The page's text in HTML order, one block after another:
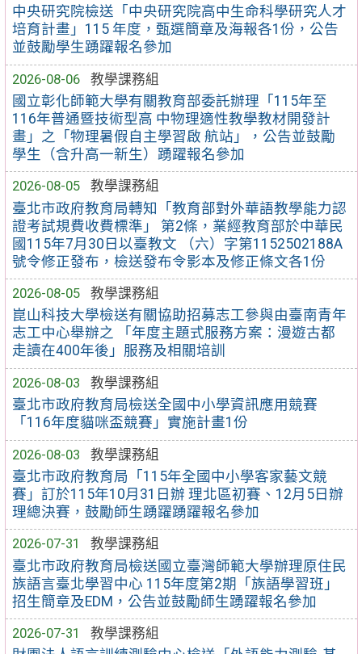
中央研究院檢送「中央研究院高中生命科學研究人才
培育計畫」115 年度，甄選簡章及海報各1份，公告
並鼓勵學生踴躍報名參加
2026-08-06
教學課務組
國立彰化師範大學有關教育部委託辦理「115年至
116年普通暨技術型高 中物理適性教學教材開發計
畫」之「物理暑假自主學習啟 航站」，公告並鼓勵
學生（含升高一新生）踴躍報名參加
2026-08-05
教學課務組
臺北市政府教育局轉知「教育部對外華語教學能力認
證考試規費收費標準」 第2條，業經教育部於中華民
國115年7月30日以臺教文 （六）字第1152502188A
號令修正發布，檢送發布令影本及修正條文各1份
2026-08-05
教學課務組
崑山科技大學檢送有關協助招募志工參與由臺南青年
志工中心舉辦之 「年度主題式服務方案：漫遊古都
走讀在400年後」服務及相關培訓
2026-08-03
教學課務組
臺北市政府教育局檢送全國中小學資訊應用競賽
「116年度貓咪盃競賽」實施計畫1份
2026-08-03
教學課務組
臺北市政府教育局「115年全國中小學客家藝文競
賽」訂於115年10月31日辦 理北區初賽、12月5日辦
理總決賽，鼓勵師生踴躍踴躍報名參加
2026-07-31
教學課務組
臺北市政府教育局檢送國立臺灣師範大學辦理原住民
族語言臺北學習中心 115年度第2期「族語學習班」
招生簡章及EDM，公告並鼓勵師生踴躍報名參加
2026-07-31
教學課務組